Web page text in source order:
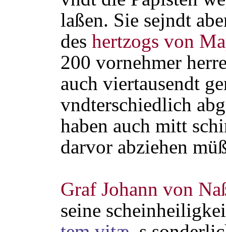
laßen. Sie sejndt
des hertzogs von
200 vornehmer
auch viertausendt
vndterschiedlich
haben auch mitt
darvor abziehen
Graf Johann von
seine